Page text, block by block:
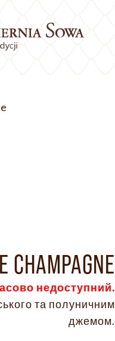
недоступний.
та полуничним
джемом.